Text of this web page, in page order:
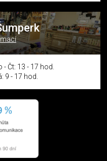
- Čt: 13 - 17 hod.
9 - 17 hod.